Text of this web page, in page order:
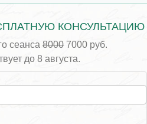
КОНСУЛЬТАЦИЮ
сеанса 8000 7000 руб.
до 8 августа.